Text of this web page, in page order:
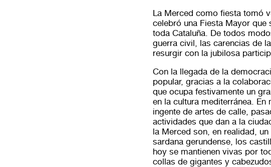
La Merced como fiesta tomó
celebró una Fiesta Mayor
toda Cataluña. De todos
guerra civil, las carencias de
resurgir con la jubilosa
Con la llegada de la
popular, gracias a la
que ocupa festivamente un
en la cultura mediterránea.
ingente de artes de calle,
actividades que dan a la
la Merced son, en realidad,
sardana gerundense, los
hoy se mantienen vivas por
collas de gigantes y